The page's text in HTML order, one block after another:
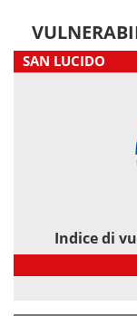
SAN LUCIDO
Indice di